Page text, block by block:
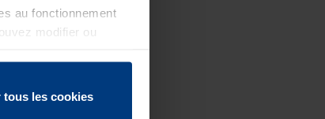
au fonctionnement
modifier ou
les cookies